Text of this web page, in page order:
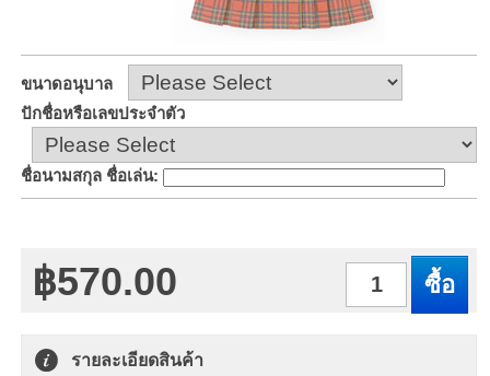
ขนาดอนุบาล
ปักชื่อหรือเลขประจำตัว
ชื่อนามสกุล ชื่อเล่น:
฿570.00
รายละเอียดสินค้า